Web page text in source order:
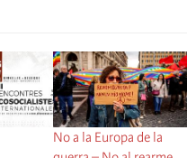
No a la Europa de la